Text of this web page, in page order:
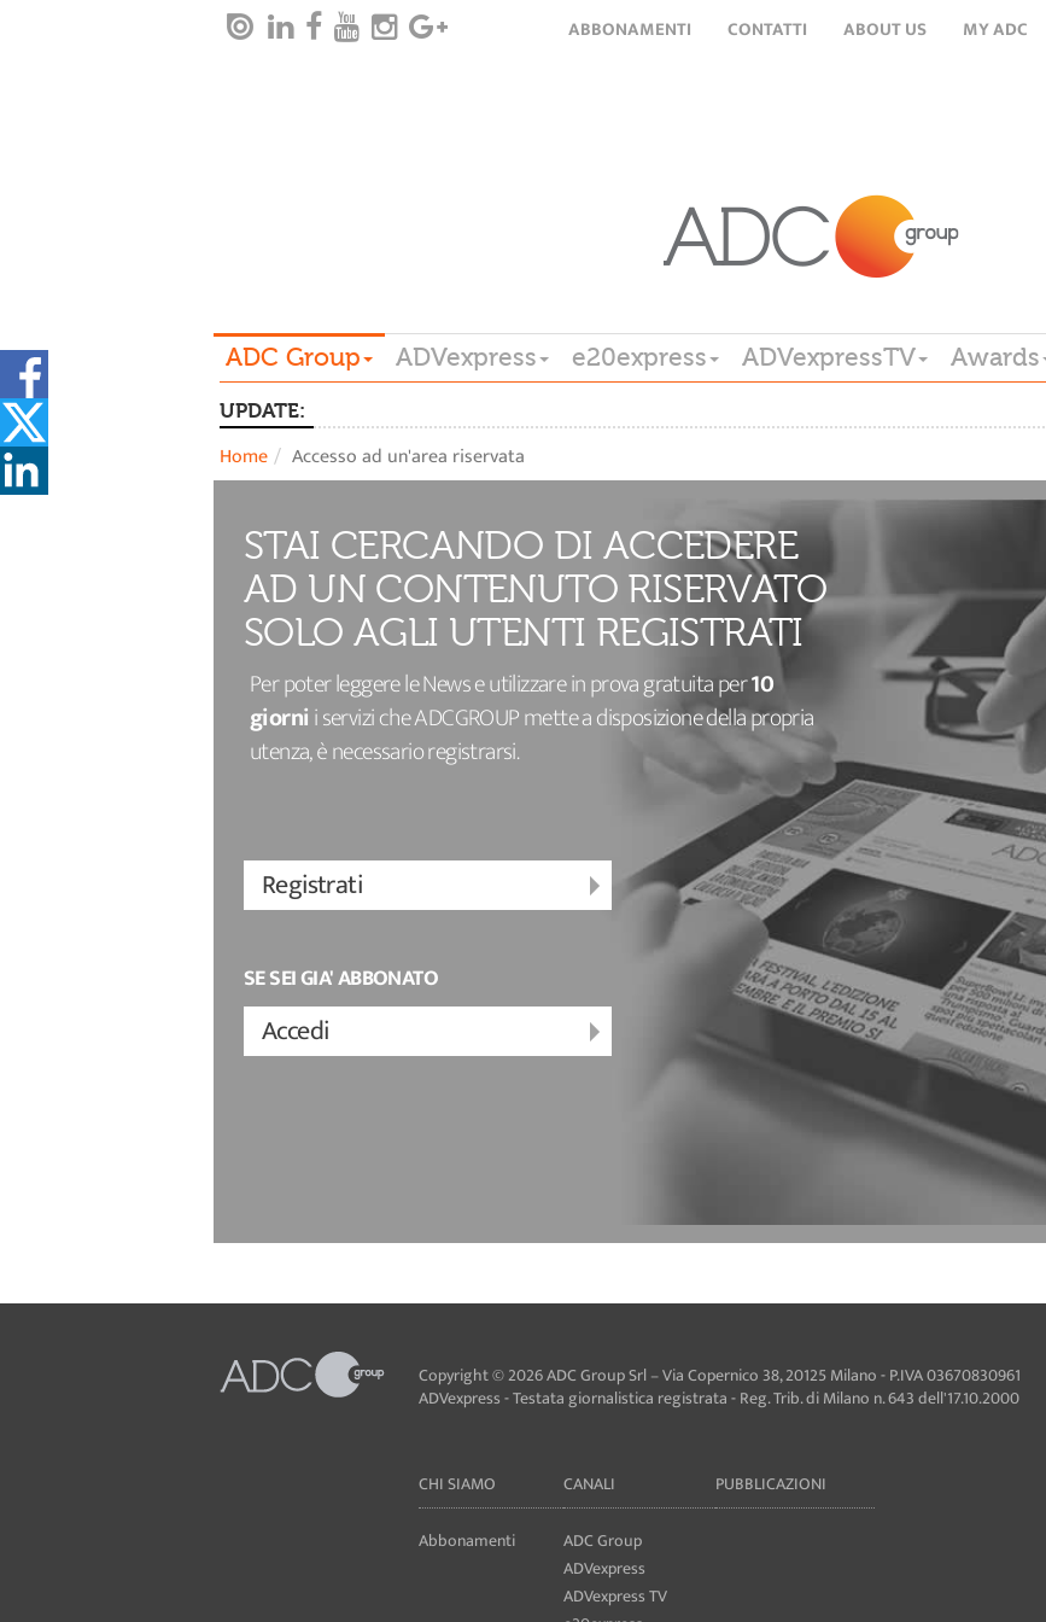
ABBONAMENTI CONTATTI ABOUT US MY ADC
ADC Group ADVexpress e20express ADVexpressTV Awards
UPDATE:
Home Accesso ad un'area riservata
STAI CERCANDO DI ACCEDERE
AD UN CONTENUTO RISERVATO
SOLO AGLI UTENTI REGISTRATI
Per poter leggere le News e utilizzare in prova gratuita per10
giornii servizi che ADCGROUP mette a disposizione della propria
utenza, è necessario registrarsi.
Registrati
SE SEI GIA' ABBONATO
Accedi
Copyright © 2026 ADC Group Srl – Via Copernico 38, 20125 Milano - P.IVA 03670830961
ADVexpress - Testata giornalistica registrata - Reg. Trib. di Milano n. 643 dell'17.10.2000
CHI SIAMO
Abbonamenti
CANALI
ADC Group
ADVexpress
ADVexpress TV
PUBBLICAZIONI